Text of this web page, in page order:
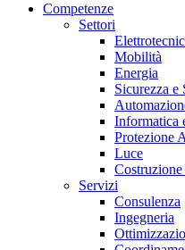
Competenze
Settori
Mobilità
Energia
Sicurezza e
Informatica
Protezione
Luce
Servizi
Consulenza
Ingegneria